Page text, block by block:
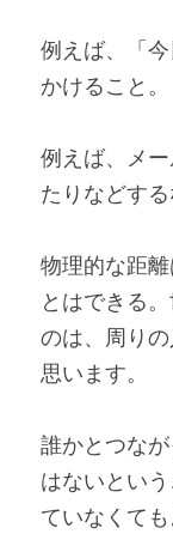
例えば、「
かけること。
例えば、メ
たりなどする
物理的な距
とはできる
のは、周り
思います。
誰かとつな
はないとい
ていなくて